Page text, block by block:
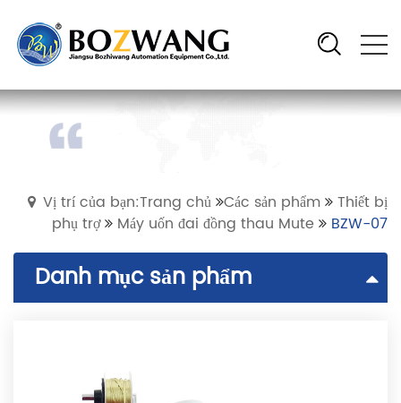
Vị trí của bạn:Trang chủ Các sản phẩm
Thiết bị
phụ trợ
Máy uốn đai đồng thau Mute BZW-07
Danh mục sản phẩm